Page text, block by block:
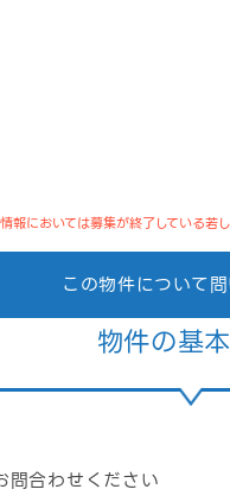
においては募集が終了している若
この物件について
物件の基
問合わせください